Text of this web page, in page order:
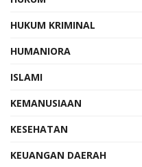
HUKUM KRIMINAL
HUMANIORA
ISLAMI
KEMANUSIAAN
KESEHATAN
KEUANGAN DAERAH